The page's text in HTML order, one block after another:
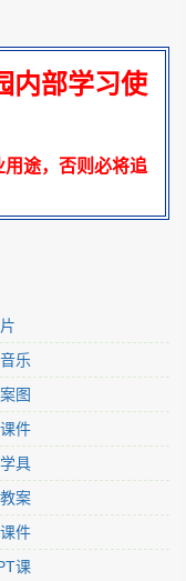
内部学习使
途，否则必将追
乐
图
件
具
案
件
课